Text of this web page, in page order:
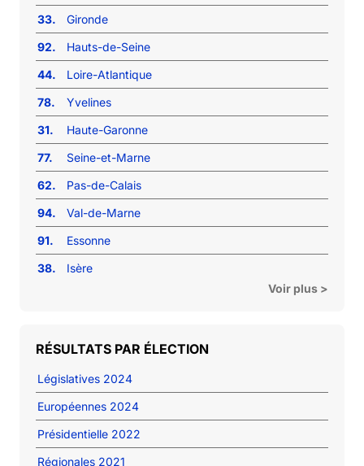
33.
Gironde
92.
Hauts-de-Seine
44.
Loire-Atlantique
78.
Yvelines
31.
Haute-Garonne
77.
Seine-et-Marne
62.
Pas-de-Calais
94.
Val-de-Marne
91.
Essonne
38.
Isère
Voir plus >
RÉSULTATS PAR ÉLECTION
Législatives 2024
Européennes 2024
Présidentielle 2022
Régionales 2021